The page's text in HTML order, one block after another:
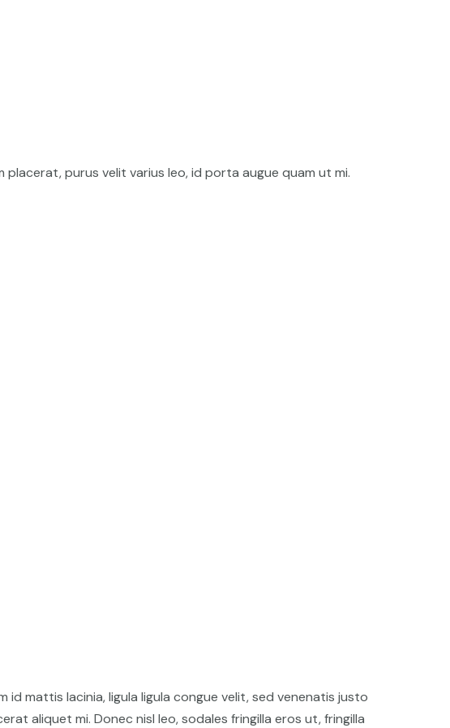
purus velit varius leo, id porta augue quam ut mi.
mattis lacinia, ligula ligula congue velit, sed venenatis justo
aliquet mi. Donec nisl leo, sodales fringilla eros ut, fringilla